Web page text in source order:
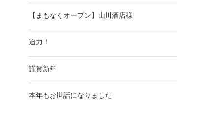
【まもなくオープン】山川酒店様
迫力！
謹賀新年
本年もお世話になりました